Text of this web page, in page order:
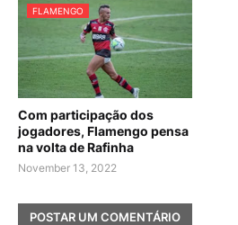
FLAMENGO
Com participação dos
jogadores, Flamengo pensa
na volta de Rafinha
November 13, 2022
POSTAR UM COMENTÁRIO